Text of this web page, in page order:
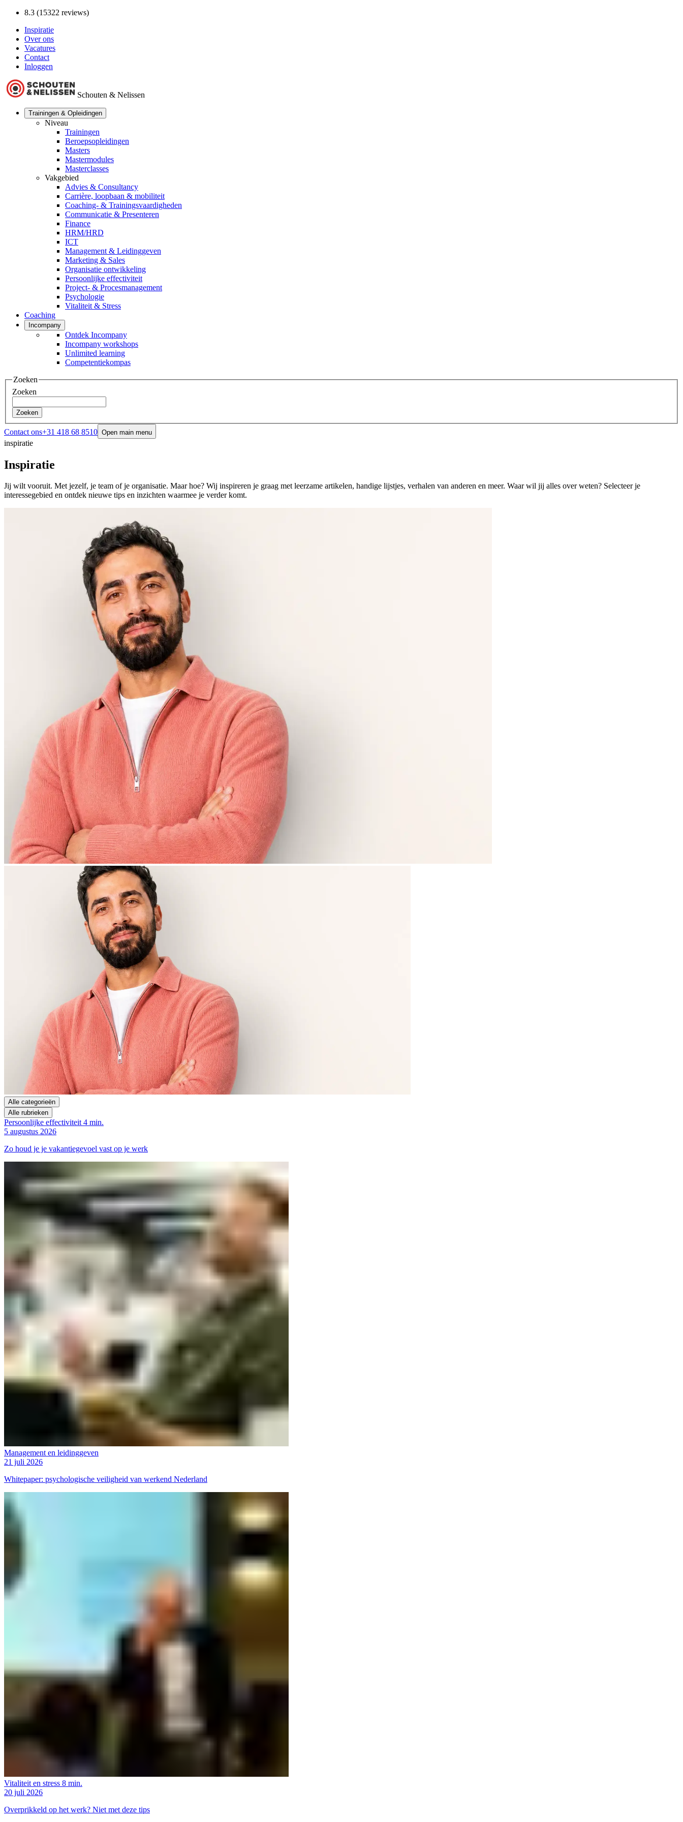
8.3 (15322 reviews)
Inspiratie
Over ons
Vacatures
Contact
Inloggen
Schouten & Nelissen
Trainingen & Opleidingen
Niveau
Trainingen
Beroepsopleidingen
Masters
Mastermodules
Masterclasses
Vakgebied
Advies & Consultancy
Carrière, loopbaan & mobiliteit
Coaching- & Trainingsvaardigheden
Communicatie & Presenteren
Finance
HRM/HRD
ICT
Management & Leidinggeven
Marketing & Sales
Organisatie ontwikkeling
Persoonlijke effectiviteit
Project- & Procesmanagement
Psychologie
Vitaliteit & Stress
Coaching
Incompany
Ontdek Incompany
Incompany workshops
Unlimited learning
Competentiekompas
Zoeken
Zoeken
Zoeken
Contact ons+31 418 68 8510 Open main menu
inspiratie
Inspiratie
Jij wilt vooruit. Met jezelf, je team of je organisatie. Maar hoe? Wij inspireren je graag met leerzame artikelen, handige lijstjes, verhalen van anderen en meer. Waar wil jij alles over weten? Selecteer je
interessegebied en ontdek nieuwe tips en inzichten waarmee je verder komt.
Alle categorieën
Alle rubrieken
Persoonlijke effectiviteit4 min.
5 augustus 2026
Zo houd je je vakantiegevoel vast op je werk
Management en leidinggeven
21 juli 2026
Whitepaper: psychologische veiligheid van werkend Nederland
Vitaliteit en stress 8 min.
20 juli 2026
Overprikkeld op het werk? Niet met deze tips